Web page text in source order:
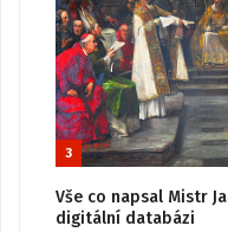
3
Vše co napsal Mistr
digitální databázi